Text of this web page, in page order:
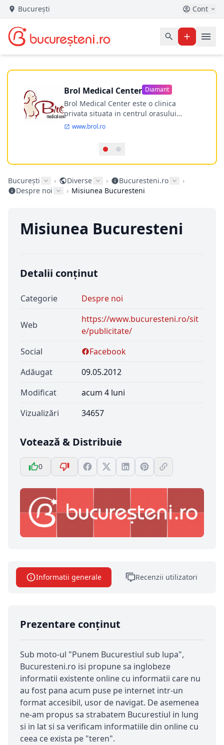
București Cont
Brol Medical Center Diamant
Brol Medical Center este o clinica
privata situata in centrul orasului
Timisoara avand o experienta de
desfasoara activitatea intr-un spital
ultramodern.
www.brol.ro
București › Diverse › Bucuresteni.ro
›
Despre noi
› Misiunea Bucuresteni
Misiunea Bucuresteni
Detalii conținut
Categorie Despre noi
Web
https://www.bucuresteni.ro/sit
e/publicitate/
Social
Facebook
Adăugat
09.05.2012
Modificat
acum 4 luni
Vizualizări
34657
Votează & Distribuie
0
Informatii generale Recenzii utilizatori
Prezentare conținut
Sub moto-ul "Punem Bucurestiul sub lupa",
Bucuresteni.ro isi propune sa inglobeze
informatii existente online cu informatii care nu
au fost pana acum puse pe internet intr-un
format accesibil, usor de navigat. De asemenea
ne-am propus sa strabatem Bucurestiul in lung
si in lat si sa verificam informatiile din online cu
ceea ce exista pe "teren".